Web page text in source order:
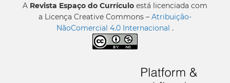
A Revista Espaço do Currículo está licenciada com
a Licença Creative Commons – Atribuição-
NãoComercial 4.0 Internacional .